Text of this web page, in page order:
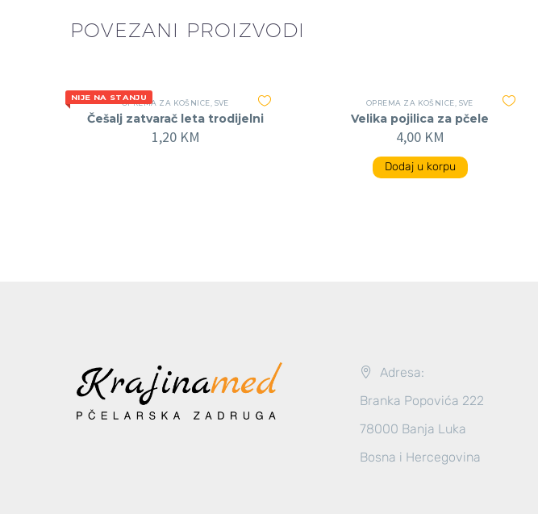
POVEZANI PROIZVODI
NIJE NA STANJU
OPREMA ZA KOŠNICE SVE
Češalj zatvarač leta trodijelni
1,20 KM
OPREMA ZA KOŠNICE SVE
Velika pojilica za pčele
4,00 KM
Dodaj u korpu
Adresa:
Branka Popovića 222
78000 Banja Luka
Bosna i Hercegovina